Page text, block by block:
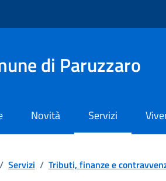
di Paruzzaro
Novità Servizi
/ Servizi / Tributi, finanze e